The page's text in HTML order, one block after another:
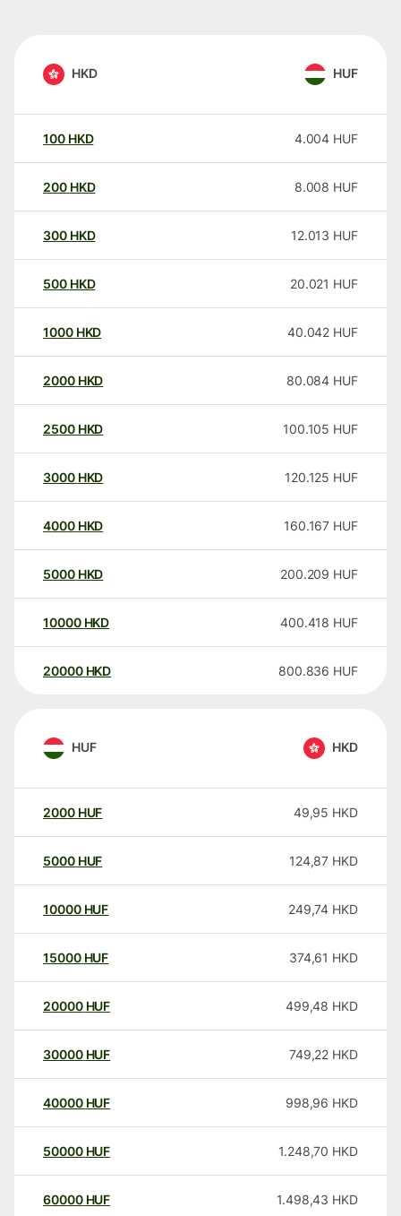
HKD HUF
100 HKD 4.004 HUF
200 HKD 8.008 HUF
300 HKD 12.013 HUF
500 HKD 20.021 HUF
1000 HKD 40.042 HUF
2000 HKD 80.084 HUF
2500 HKD 100.105 HUF
3000 HKD 120.125 HUF
4000 HKD 160.167 HUF
5000 HKD 200.209 HUF
10000 HKD 400.418 HUF
20000 HKD 800.836 HUF
HUF HKD
2000 HUF 49,95 HKD
5000 HUF 124,87 HKD
10000 HUF 249,74 HKD
15000 HUF 374,61 HKD
20000 HUF 499,48 HKD
30000 HUF 749,22 HKD
40000 HUF 998,96 HKD
50000 HUF 1.248,70 HKD
60000 HUF 1.498,43 HKD